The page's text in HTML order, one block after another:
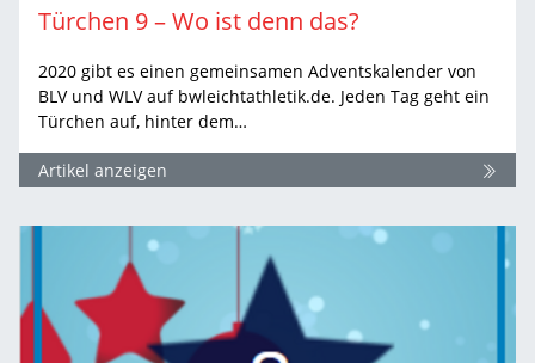
Türchen 9 – Wo ist denn das?
2020 gibt es einen gemeinsamen Adventskalender von
BLV und WLV auf bwleichtathletik.de. Jeden Tag geht ein
Türchen auf, hinter dem…
Artikel anzeigen